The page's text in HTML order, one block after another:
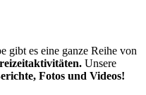
gibt es eine ganze Reihe von
Unsere
Fotos und Videos!